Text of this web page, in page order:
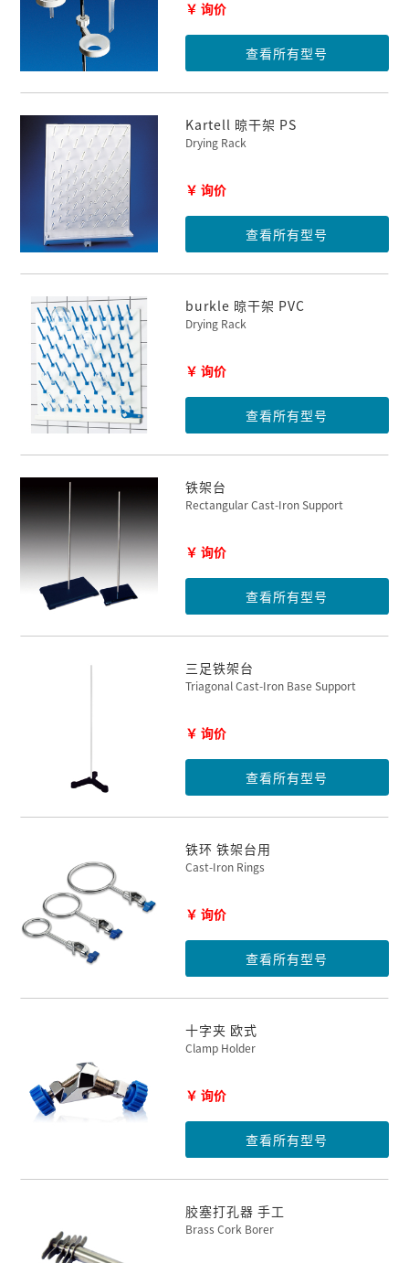
￥ 询价
查看所有型号
Kartell 晾干架 PS
Drying Rack
￥ 询价
查看所有型号
burkle 晾干架 PVC
Drying Rack
￥ 询价
查看所有型号
铁架台
Rectangular Cast-Iron Support
￥ 询价
查看所有型号
三足铁架台
Triagonal Cast-Iron Base Support
￥ 询价
查看所有型号
铁环 铁架台用
Cast-Iron Rings
￥ 询价
查看所有型号
十字夹 欧式
Clamp Holder
￥ 询价
查看所有型号
胶塞打孔器 手工
Brass Cork Borer